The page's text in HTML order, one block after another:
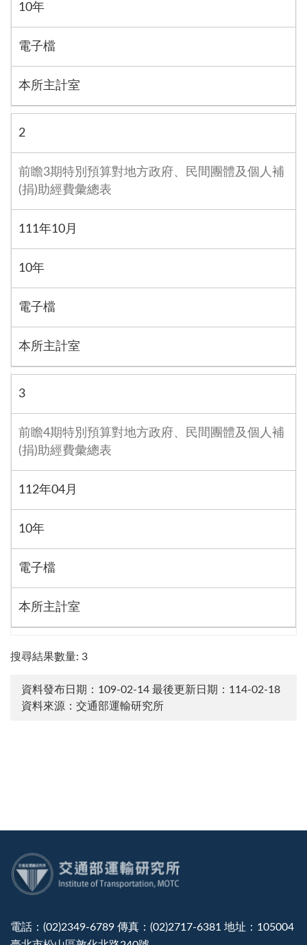
10年
電子檔
本所主計室
2
前瞻3期特別預算對地方政府、民間團體及個人補
(捐)助經費彙總表
111年10月
10年
電子檔
本所主計室
3
前瞻4期特別預算對地方政府、民間團體及個人補
(捐)助經費彙總表
112年04月
10年
電子檔
本所主計室
搜尋結果數量: 3
資料發布日期：109-02-14 最後更新日期：114-02-18
資料來源：交通部運輸研究所
電話：(02)2349-6789 傳真：(02)2717-6381 地址：105004